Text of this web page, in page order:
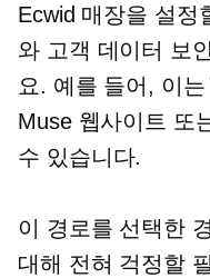
Ecwid 매장을 설정
와 고객 데이터 보
요. 예를 들어, 이
Muse 웹사이트 또
수 있습니다.
이 경로를 선택한
대해 전혀 걱정할